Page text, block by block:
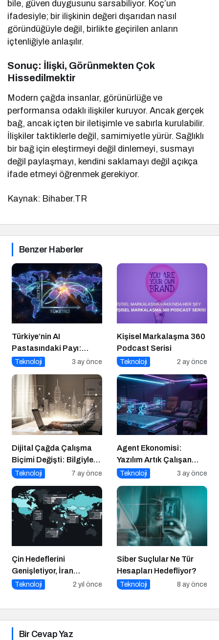
bile, güven duygusunu sarsabiliyor. Koç’un
ifadesiyle; bir ilişkinin değeri dışarıdan nasıl
göründüğüyle değil, birlikte geçirilen anların
içtenliğiyle anlaşılır.
Sonuç: İlişki, Görünmekten Çok
Hissedilmektir
Modern çağda insanlar, görünürlüğe ve
performansa odaklı ilişkiler kuruyor. Ancak gerçek
bağ, ancak içten bir iletişimle ve sabırla kurulabilir.
İlişkiler taktiklerle değil, samimiyetle yürür. Sağlıklı
bir bağ için eleştirmeyi değil dinlemeyi, susmayı
değil paylaşmayı, kendini saklamayı değil açıkça
ifade etmeyi öğrenmek gerekiyor.
Kaynak: Bihaber.TR
Benzer Haberler
Türkiye’nin AI
Pastasındaki Payı:
Üretici mi, Tüketici mi?
Teknoloji 3 ay önce
Kişisel Markalaşma 360
Podcast Serisi
Teknoloji 2 ay önce
Dijital Çağda Çalışma
Biçimi Değişti: Bilgiyle
Para Kazananların Yeni
Teknoloji 7 ay önce
Agent Ekonomisi:
Yazılım Artık Çalışan
Gibi ‘Görev’ Alıyor
Teknoloji 3 ay önce
Çin Hedeflerini
Genişletiyor, İran
Casuslukta İlerliyor
Teknoloji 2 yıl önce
Siber Suçlular Ne Tür
Hesapları Hedefliyor?
Teknoloji 8 ay önce
Bir Cevap Yaz